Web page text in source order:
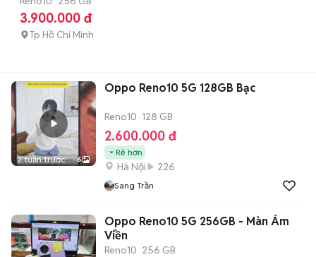
DIMENSITY 7050
ZIN ĐẸP
3.900.000 đ
Tp Hồ Chí Minh
2 tuần trước 6
Oppo Reno10 5G 128GB Bạc
Reno10 128 GB
2.600.000 đ
Rẻ hơn
Hà Nội 226
Sang Trần
Oppo Reno10 5G 256GB - Màn Ám
Viền
Reno10 256 GB